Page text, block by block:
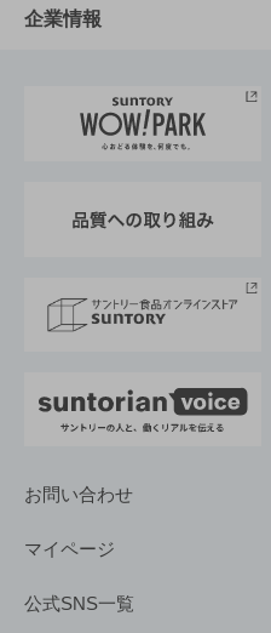
栄養成分一覧
工場見学
地域情報
サントリーホール
サントリーサンバーズ大阪
サステナビリティTOP
サントリーが考えるサ
企業情報
企業概要
採用情報
お問い合わせ
マイページ
公式SNS一覧